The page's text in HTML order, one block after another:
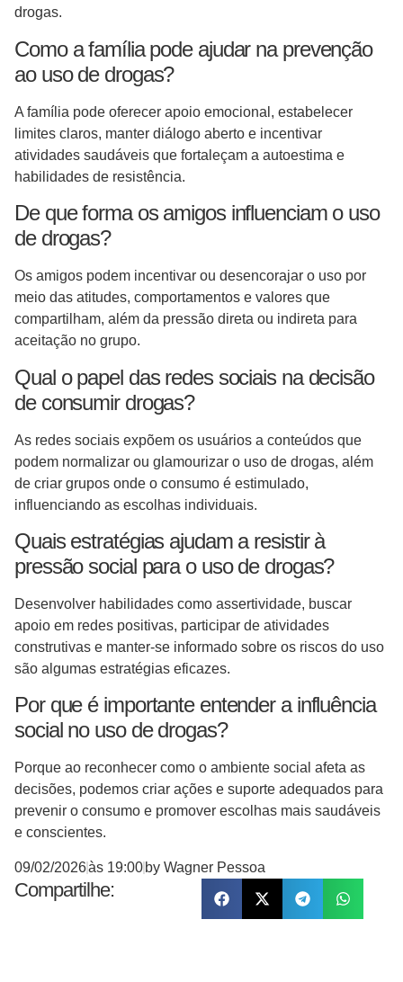
drogas.
Como a família pode ajudar na prevenção
ao uso de drogas?
A família pode oferecer apoio emocional, estabelecer
limites claros, manter diálogo aberto e incentivar
atividades saudáveis que fortaleçam a autoestima e
habilidades de resistência.
De que forma os amigos influenciam o uso
de drogas?
Os amigos podem incentivar ou desencorajar o uso por
meio das atitudes, comportamentos e valores que
compartilham, além da pressão direta ou indireta para
aceitação no grupo.
Qual o papel das redes sociais na decisão
de consumir drogas?
As redes sociais expõem os usuários a conteúdos que
podem normalizar ou glamourizar o uso de drogas, além
de criar grupos onde o consumo é estimulado,
influenciando as escolhas individuais.
Quais estratégias ajudam a resistir à
pressão social para o uso de drogas?
Desenvolver habilidades como assertividade, buscar
apoio em redes positivas, participar de atividades
construtivas e manter-se informado sobre os riscos do uso
são algumas estratégias eficazes.
Por que é importante entender a influência
social no uso de drogas?
Porque ao reconhecer como o ambiente social afeta as
decisões, podemos criar ações e suporte adequados para
prevenir o consumo e promover escolhas mais saudáveis
e conscientes.
09/02/2026às 19:00 by Wagner Pessoa
Compartilhe: